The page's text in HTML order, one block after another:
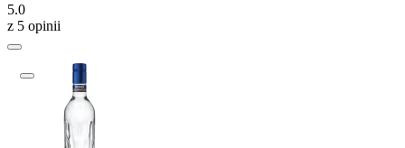
5.0
z 5 opinii